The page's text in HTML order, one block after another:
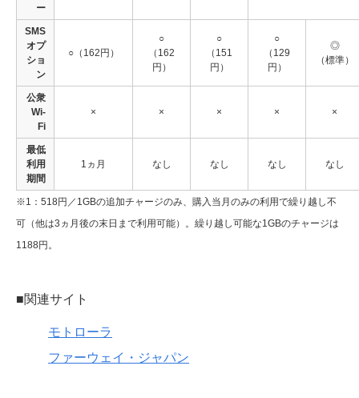
ー
SMS
オプ
ショ
ン
○（162円）
○
（162
円）
○
（151
円）
○
（129
円）
◎
（標準）
公衆
Wi-
Fi
× × × × ×
最低
利用
期間
1ヵ月 なし なし なし なし
※1：518円／1GBの追加チャージのみ、購入当月のみの利用で繰り越し不
可（他は3ヵ月後の末日まで利用可能）。繰り越し可能な1GBのチャージは
1188円。
■関連サイト
モトローラ
ファーウェイ・ジャパン